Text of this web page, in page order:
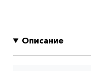
Описание